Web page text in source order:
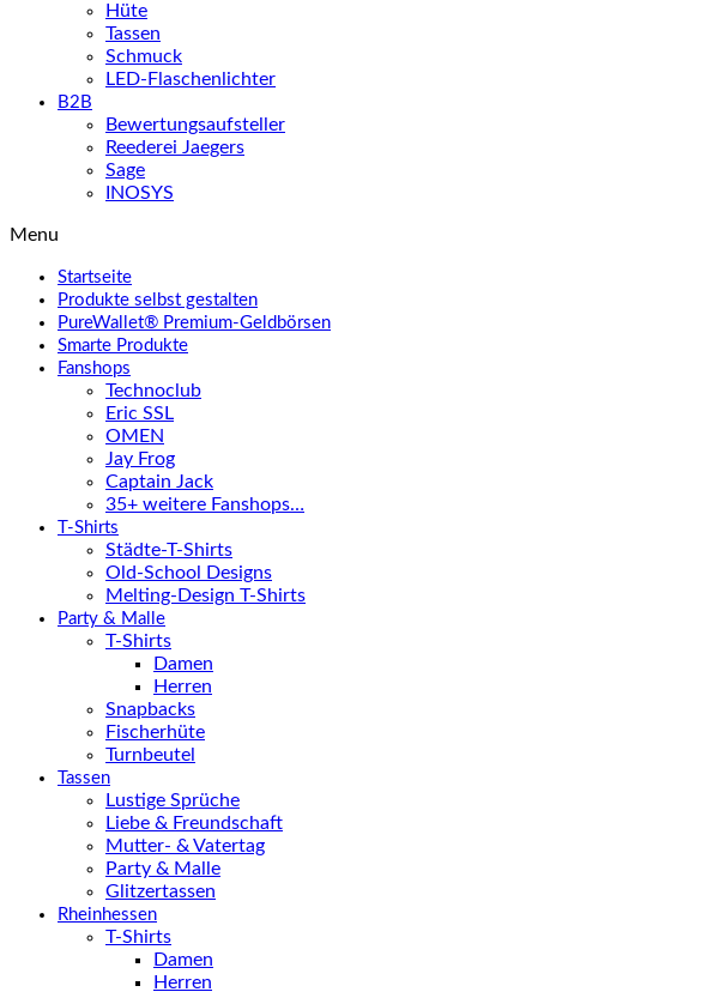
Hüte
Tassen
Schmuck
LED-Flaschenlichter
B2B
Bewertungsaufsteller
Reederei Jaegers
Sage
INOSYS
Menu
Startseite
Produkte selbst gestalten
PureWallet® Premium-Geldbörsen
Smarte Produkte
Fanshops
Technoclub
Eric SSL
OMEN
Jay Frog
Captain Jack
35+ weitere Fanshops…
T-Shirts
Städte-T-Shirts
Old-School Designs
Melting-Design T-Shirts
Party & Malle
T-Shirts
Damen
Herren
Snapbacks
Fischerhüte
Turnbeutel
Tassen
Lustige Sprüche
Liebe & Freundschaft
Mutter- & Vatertag
Party & Malle
Glitzertassen
Rheinhessen
T-Shirts
Damen
Herren